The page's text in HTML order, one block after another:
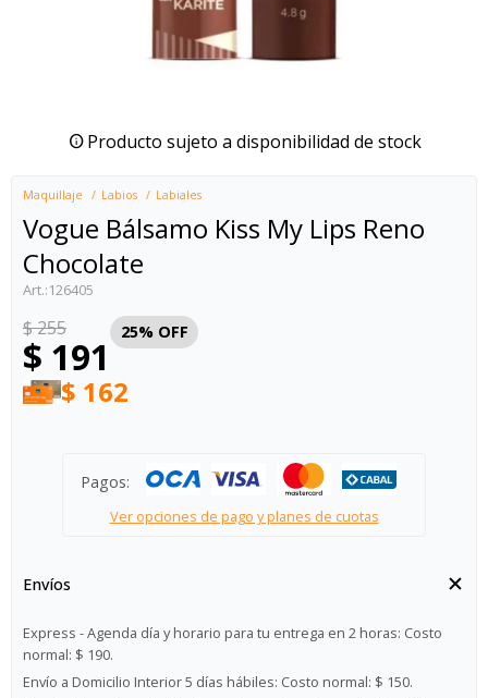
Producto sujeto a disponibilidad de stock
Maquillaje Labios Labiales
Vogue Bálsamo Kiss My Lips Reno
Chocolate
126405
$ 191
$255 25
$ 162
Pagos:
Ver opciones de pago y planes de cuotas
Envíos
Express - Agenda día y horario para tu entrega en 2 horas: Costo
normal: $ 190.
Envío a Domicilio Interior 5 días hábiles: Costo normal: $ 150.